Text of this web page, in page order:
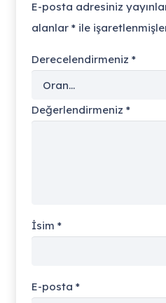
E-posta adresiniz
alanlar * ile
Derecelendirmeniz *
Değerlendirmeniz *
İsim *
E-posta *